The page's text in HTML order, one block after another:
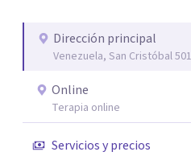
integral: desde la contención
tratamientos personalizados,
herramientas reales para tu bienestar.
como Licenciada en
psicopatología, psicología
psicoterapia Gestalt, me
clínica sólida y actualizada.
Dirección principal
Venezuela, San Cristóbal
Online
Terapia online
Servicios y precios